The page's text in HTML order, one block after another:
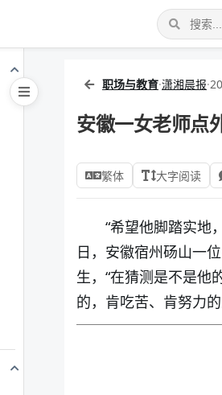
职场与教育·潇湘晨报·
安徽一女老师点
繁体 大字阅读
“希望他脚踏实地
日，安徽宿州砀山一
生，“在猜测是不是他
的，肯吃苦、肯努力